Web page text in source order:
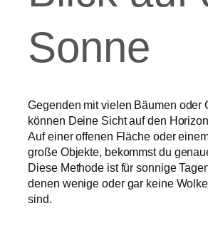
Sonne
Gegenden mit vielen Bäumen oder
können Deine Sicht auf den
Auf einer offenen Fläche oder
große Objekte, bekommst du
Diese Methode ist für sonnige
denen wenige oder gar keine
sind.